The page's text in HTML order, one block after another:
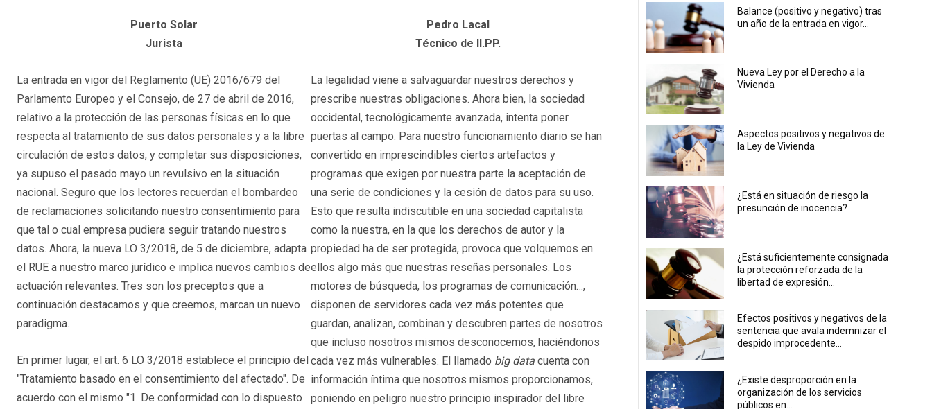
Puerto Solar
Jurista
La entrada en vigor del Reglamento (UE) 2016/679 del
Parlamento Europeo y el Consejo, de 27 de abril de 2016,
relativo a la protección de las personas físicas en lo que
respecta al tratamiento de sus datos personales y a la libre
circulación de estos datos, y completar sus disposiciones,
ya supuso el pasado mayo un revulsivo en la situación
nacional. Seguro que los lectores recuerdan el bombardeo
de reclamaciones solicitando nuestro consentimiento para
que tal o cual empresa pudiera seguir tratando nuestros
datos. Ahora, la nueva LO 3/2018, de 5 de diciembre, adapta
el RUE a nuestro marco jurídico e implica nuevos cambios de
actuación relevantes. Tres son los preceptos que a
continuación destacamos y que creemos, marcan un nuevo
paradigma.
En primer lugar, el art. 6 LO 3/2018 establece el principio del
"Tratamiento basado en el consentimiento del afectado". De
acuerdo con el mismo "1. De conformidad con lo dispuesto
Pedro Lacal
Técnico de II.PP.
La legalidad viene a salvaguardar nuestros derechos y
prescribe nuestras obligaciones. Ahora bien, la sociedad
occidental, tecnológicamente avanzada, intenta poner
puertas al campo. Para nuestro funcionamiento diario se han
convertido en imprescindibles ciertos artefactos y
programas que exigen por nuestra parte la aceptación de
una serie de condiciones y la cesión de datos para su uso.
Esto que resulta indiscutible en una sociedad capitalista
como la nuestra, en la que los derechos de autor y la
propiedad ha de ser protegida, provoca que volquemos en
ellos algo más que nuestras reseñas personales. Los
motores de búsqueda, los programas de comunicación…,
disponen de servidores cada vez más potentes que
guardan, analizan, combinan y descubren partes de nosotros
que incluso nosotros mismos desconocemos, haciéndonos
cada vez más vulnerables. El llamado big data cuenta con
información íntima que nosotros mismos proporcionamos,
poniendo en peligro nuestro principio inspirador del libre
Balance (positivo y negativo) tras
un año de la entrada en vigor...
Nueva Ley por el Derecho a la
Vivienda
Aspectos positivos y negativos de
la Ley de Vivienda
¿Está en situación de riesgo la
presunción de inocencia?
¿Está suficientemente consignada
la protección reforzada de la
libertad de expresión...
Efectos positivos y negativos de la
sentencia que avala indemnizar el
despido improcedente...
¿Existe desproporción en la
organización de los servicios
públicos en...